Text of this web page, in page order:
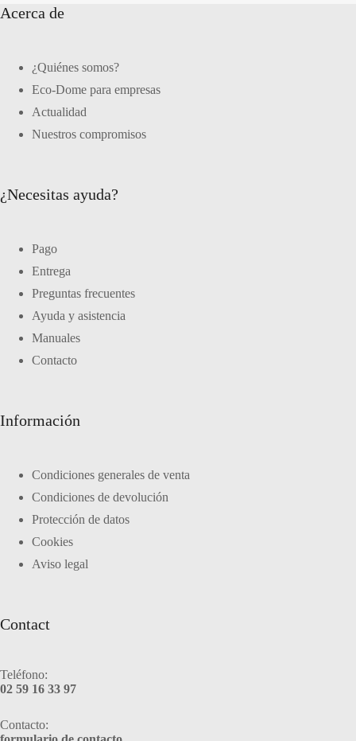
Acerca de
¿Quiénes somos?
Eco-Dome para empresas
Actualidad
Nuestros compromisos
¿Necesitas ayuda?
Pago
Entrega
Preguntas frecuentes
Ayuda y asistencia
Manuales
Contacto
Información
Condiciones generales de venta
Condiciones de devolución
Protección de datos
Cookies
Aviso legal
Contact
Teléfono:
02 59 16 33 97
Contacto: